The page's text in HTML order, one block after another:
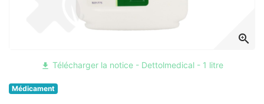
zoom_in
file_download Télécharger la notice - Dettolmedical - 1 litre
Médicament